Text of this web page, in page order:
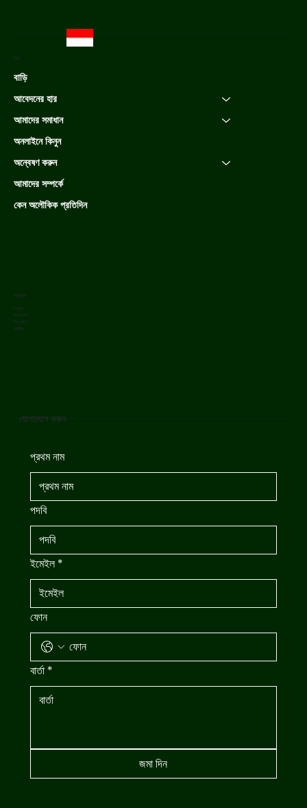
যোগাযোগ করুন
প্রথম নাম
পদবি
ইমেইল *
ফোন
বার্তা *
জমা দিন
মেনু
বাড়ি
আবেদনের হার
আমাদের সমাধান
অনলাইনে কিনুন
অন্বেষণ করুন
আমাদের সম্পর্কে
কেন অলৌকিক প্রতিদিন
সামাজিক
ফেসবুক
ইনস্টাগ্রাম
লিঙ্কডইন
ইউটিউব